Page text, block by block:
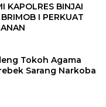
KAPOLRES BINJAI
I PERKUAT
Tokoh Agama
Sarang Narkoba